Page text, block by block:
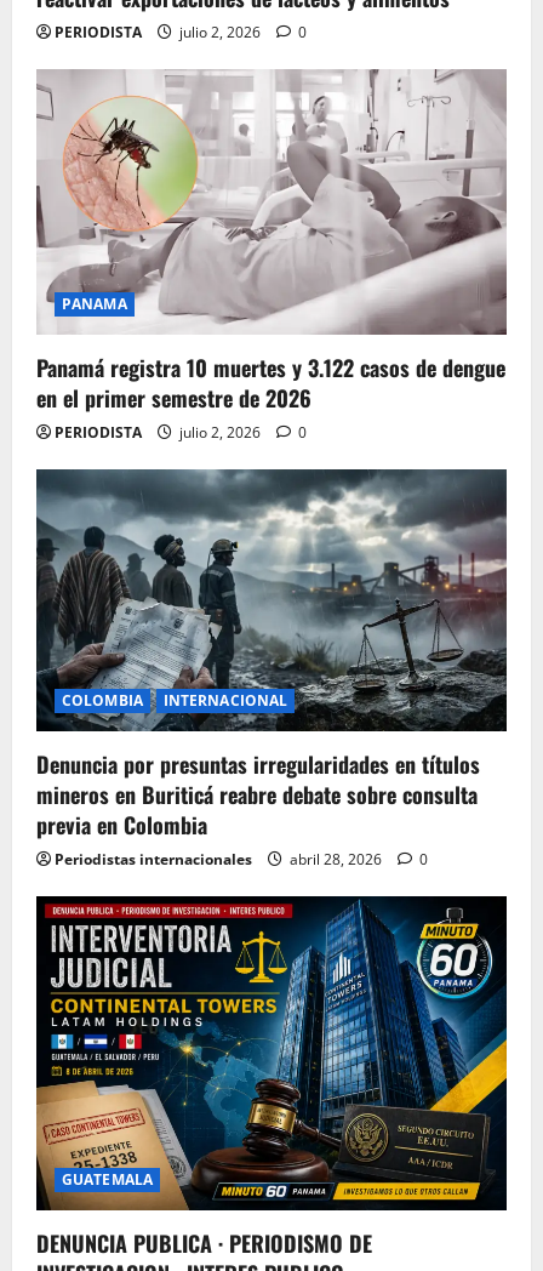
PERIODISTA julio 2, 2026 0
PANAMA
Panamá registra 10 muertes y 3.122 casos de dengue
en el primer semestre de 2026
PERIODISTA julio 2, 2026 0
COLOMBIA INTERNACIONAL
Denuncia por presuntas irregularidades en títulos
mineros en Buriticá reabre debate sobre consulta
previa en Colombia
Periodistas internacionales abril 28, 2026 0
GUATEMALA
DENUNCIA PUBLICA · PERIODISMO DE